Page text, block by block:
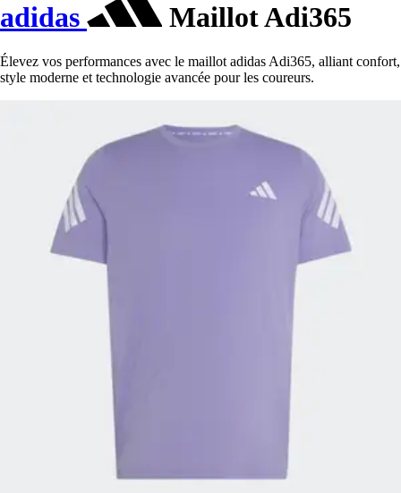
adidas Maillot Adi365
Élevez vos performances avec le maillot adidas Adi365, alliant confort,
style moderne et technologie avancée pour les coureurs.